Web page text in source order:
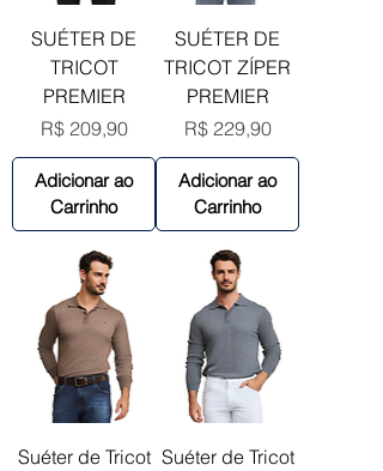
SUÉTER DE
TRICOT
PREMIER
Preço
R$ 209,90
Adicionar ao
Carrinho
SUÉTER DE
TRICOT ZÍPER
PREMIER
Preço
R$ 229,90
Adicionar ao
Carrinho
Suéter de Tricot Suéter de Tricot